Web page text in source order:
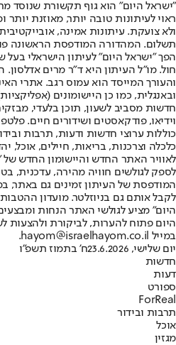
"ישראל היום" הוא גוף תקשורת שנוסד
ראוי לעיתונות טובה יותר, מאוזנת
ולא צועקת. עיתונות אמינה,
הפך "ישראל היום" לעיתון הישראלי בעל
חול. מו"ל העיתון היא ד"ר מרים
והעורך המייסד הוא עמוס רגב. אתרי
חדשות מסביב לשעון, תוכן בלעדי,
וידיאו, פודקאסטים ושידורים חיים.
כוללות ערוצי חדשות ודעות, תרבות
לאוויר האתר החדש והיישומון החדש
לספק לגולשים חוויה מהירה, עדכנית,
המודפסת של העיתון זמינים גם באתר,
לקבל אותם גם בניוזלטר. מועדון
היום" מציע לגולשי האתר הנחות
היום פתוח להערות, לביקורת ולהצעות
במייל hayom@israelhayom.co.il.
יום שלישי, 23.6.2026
ח' בתמוז תשפ"ו
חדשות
דעות
ספורט
ForReal
תרבות ובידור
אוכל
מגזין